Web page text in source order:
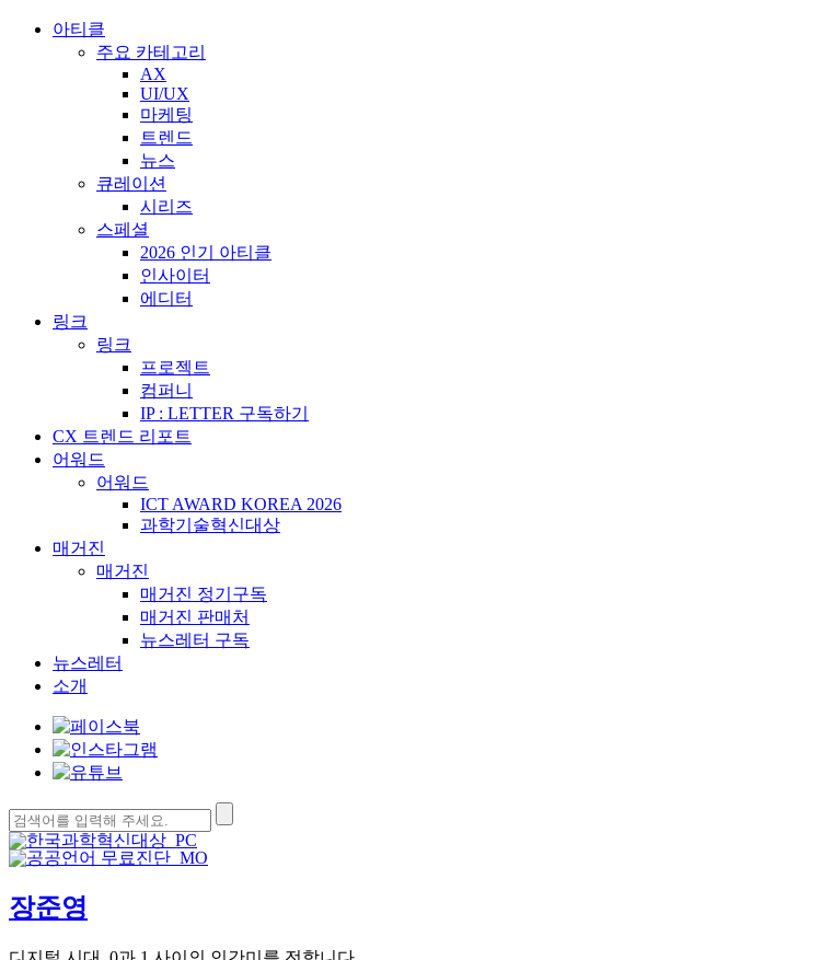
아티클
주요 카테고리
AX
UI/UX
마케팅
트렌드
뉴스
큐레이션
시리즈
스페셜
2026 인기 아티클
인사이터
에디터
링크
링크
프로젝트
컴퍼니
IP : LETTER 구독하기
CX 트렌드 리포트
어워드
어워드
ICT AWARD KOREA 2026
과학기술혁신대상
매거진
매거진
매거진 정기구독
매거진 판매처
뉴스레터 구독
뉴스레터
소개
검
색:
장준영